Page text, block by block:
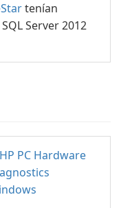
tenían
Server 2012